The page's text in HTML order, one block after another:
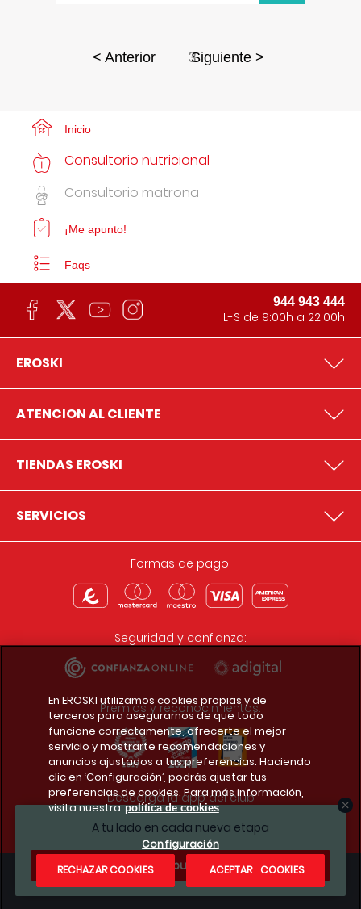
< Anterior 3Siguiente >
A tu lado en cada nueva etapa
¿Te apuntas?
Inicio
Consultorio nutricional
Consultorio matrona
¡Me apunto!
Faqs
944 943 444
L-S de 9:00h a 22:00h
EROSKI
ATENCION AL CLIENTE
TIENDAS EROSKI
SERVICIOS
Formas de pago:
Seguridad y confianza:
Premios y reconocimientos:
Descarga la app del club
Condiciones legales
En EROSKI utilizamos cookies propias y de
terceros para asegurarnos de que todo
funcione correctamente, ofrecerte el mejor
servicio y mostrarte recomendaciones y
anuncios ajustados a tus preferencias. Haciendo
clic en ‘Configuración’, podrás ajustar tus
preferencias de cookies. Para más información,
visita nuestra política de cookies
Configuración
RECHAZAR COOKIES
ACEPTAR COOKIES